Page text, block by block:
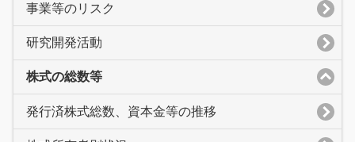
事業等のリスク
研究開発活動
株式の総数等
発行済株式総数、資本金等の推移